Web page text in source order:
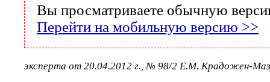
Вы просматриваете обычную
Перейти на мобильную версию >>
эксперта от 20.04.2012 г., № 98/2 Е.М. Крадожен-